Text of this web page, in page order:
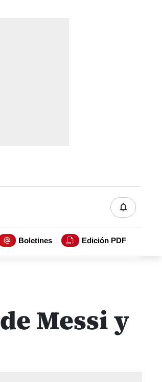
Boletines Edición PDF
Messi y